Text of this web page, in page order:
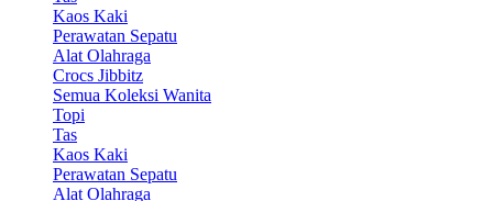
Kaos Kaki
Perawatan Sepatu
Alat Olahraga
Crocs Jibbitz
Semua Koleksi Wanita
Topi
Tas
Kaos Kaki
Perawatan Sepatu
Alat Olahraga